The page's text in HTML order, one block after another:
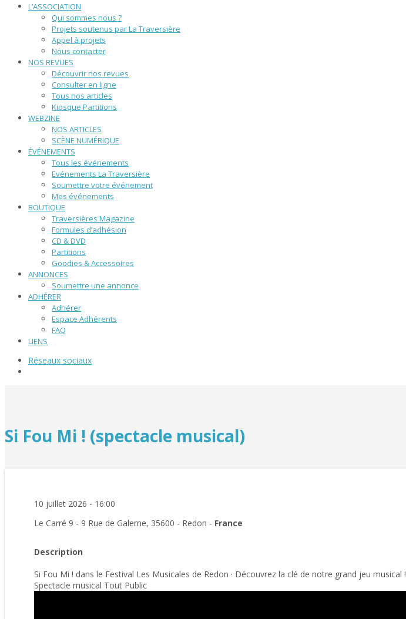
L’ASSOCIATION
Qui sommes nous ?
Projets soutenus par La Traversière
Appel à projets
Nous contacter
NOS REVUES
Découvrir nos revues
Consulter en ligne
Tous nos articles
Kiosque Partitions
WEBZINE
NOS ARTICLES
SCÈNE NUMÉRIQUE
ÉVÉNEMENTS
Tous les événements
Evénements La Traversière
Soumettre votre événement
Mes événements
BOUTIQUE
Traversières Magazine
Formules d’adhésion
CD & DVD
Partitions
Goodies & Accessoires
ANNONCES
Soumettre une annonce
ADHÉRER
Adhérer
Espace Adhérents
FAQ
LIENS
Réseaux sociaux
Si Fou Mi ! (spectacle musical)
10 juillet 2026 - 16:00
Le Carré 9 - 9 Rue de Galerne, 35600 - Redon - France
Description
Si Fou Mi ! dans le Festival Les Musicales de Redon · Découvrez la clé de notre grand jeu musical !
Spectacle musical Tout Public